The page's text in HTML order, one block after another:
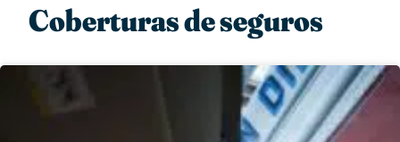
Coberturas de seguros